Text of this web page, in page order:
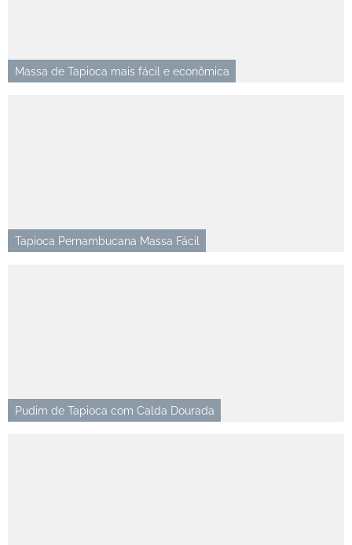
Massa de Tapioca mais fácil e econômica
Tapioca Pernambucana Massa Fácil
Pudim de Tapioca com Calda Dourada